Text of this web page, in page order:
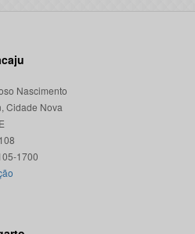
Nascimento
Cidade Nova